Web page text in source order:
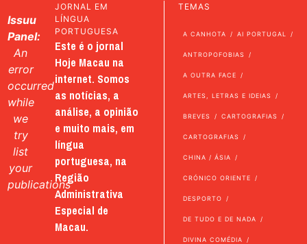
Issuu
Panel:
An
error
occurred
while
we
try
list
your
publications
JORNAL EM
LÍNGUA
PORTUGUESA
Este é o jornal
Hoje Macau na
internet. Somos
as notícias, a
análise, a opinião
e muito mais, em
língua
portuguesa, na
Região
Administrativa
Especial de
Macau.
TEMAS
A CANHOTA AI PORTUGAL
ANTROPOFOBIAS
A OUTRA FACE
ARTES, LETRAS E IDEIAS
BREVES CARTOGRAFIAS
CARTOGRAFIAS
CHINA / ÁSIA
CRÓNICO ORIENTE
DESPORTO
DE TUDO E DE NADA
DIVINA COMÉDIA